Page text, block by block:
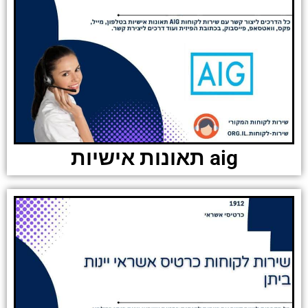
aig תאונות אישיות